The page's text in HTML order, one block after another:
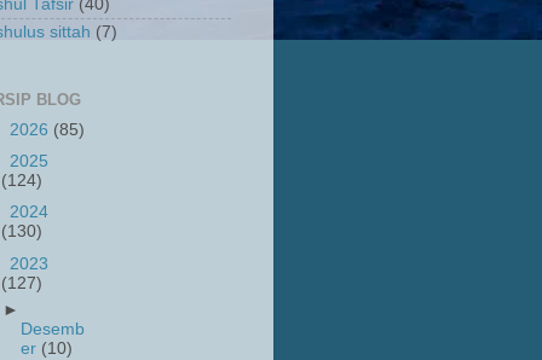
Tafsir (40)
sittah (7)
BLOG
2026 (85)
2025
(124)
2024
(130)
2023
(127)
►
Desemb
er (10)